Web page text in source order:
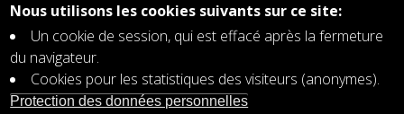
Eruptions volcaniques: danger pour l'aviation
Nous utilisons les cookies suivants sur ce site:
Un cookie de session, qui est effacé après la fermeture
du navigateur.
Cookies pour les statistiques des visiteurs (anonymes).
Protection des données personnelles